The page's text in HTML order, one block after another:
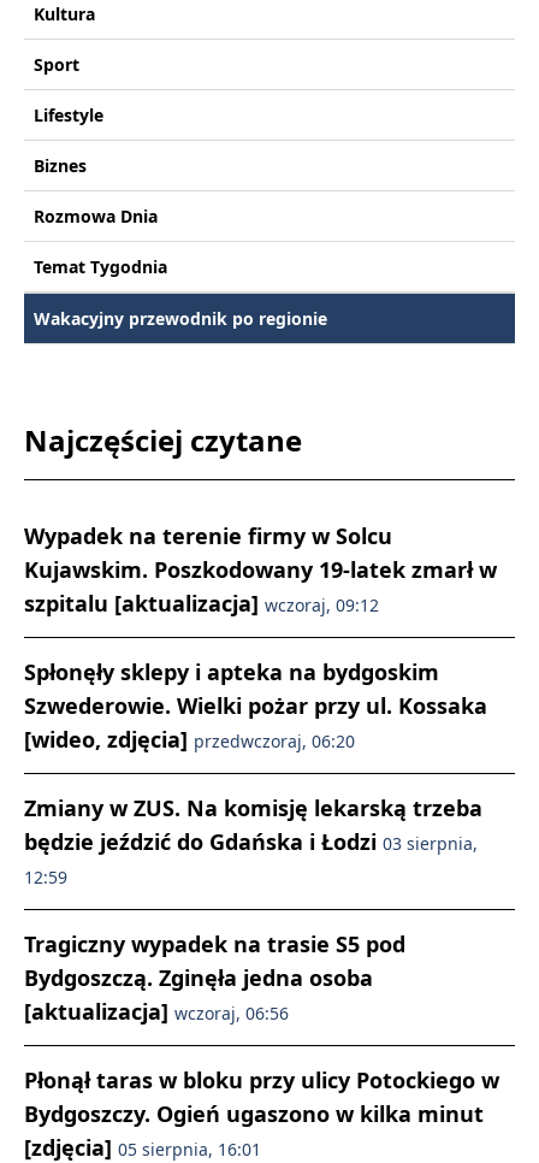
Kultura
Sport
Lifestyle
Biznes
Rozmowa Dnia
Temat Tygodnia
Wakacyjny przewodnik po regionie
Najczęściej czytane
Wypadek na terenie firmy w Solcu
Kujawskim. Poszkodowany 19-latek zmarł w
szpitalu [aktualizacja] wczoraj, 09:12
Spłonęły sklepy i apteka na bydgoskim
Szwederowie. Wielki pożar przy ul. Kossaka
[wideo, zdjęcia] przedwczoraj, 06:20
Zmiany w ZUS. Na komisję lekarską trzeba
będzie jeździć do Gdańska i Łodzi 03 sierpnia,
12:59
Tragiczny wypadek na trasie S5 pod
Bydgoszczą. Zginęła jedna osoba
[aktualizacja] wczoraj, 06:56
Płonął taras w bloku przy ulicy Potockiego w
Bydgoszczy. Ogień ugaszono w kilka minut
[zdjęcia] 05 sierpnia, 16:01